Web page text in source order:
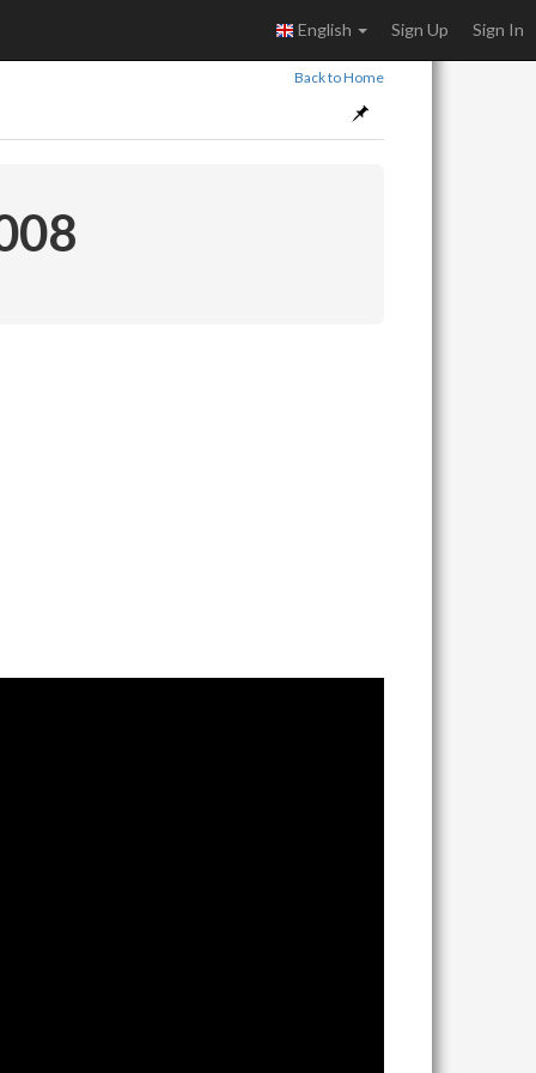
English Sign Up Sign In
Back to Home